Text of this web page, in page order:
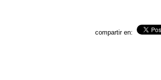
compartir en: